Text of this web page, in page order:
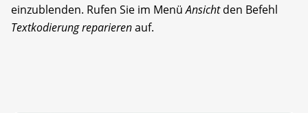
einzublenden. Rufen Sie im MenüAnsichtden Befehl
Textkodierung reparierenauf.